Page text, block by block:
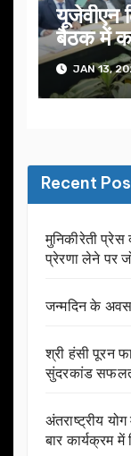
यूजेवीएन
बैठक में
JAN 13,
Recent
मुनिकीरेती
प्रेरणा लेने पर
जन्मदिन के
श्री हंसी पूरन
सुंदरकांड
अंतराष्ट्रीय
बार कार्यक्रम में